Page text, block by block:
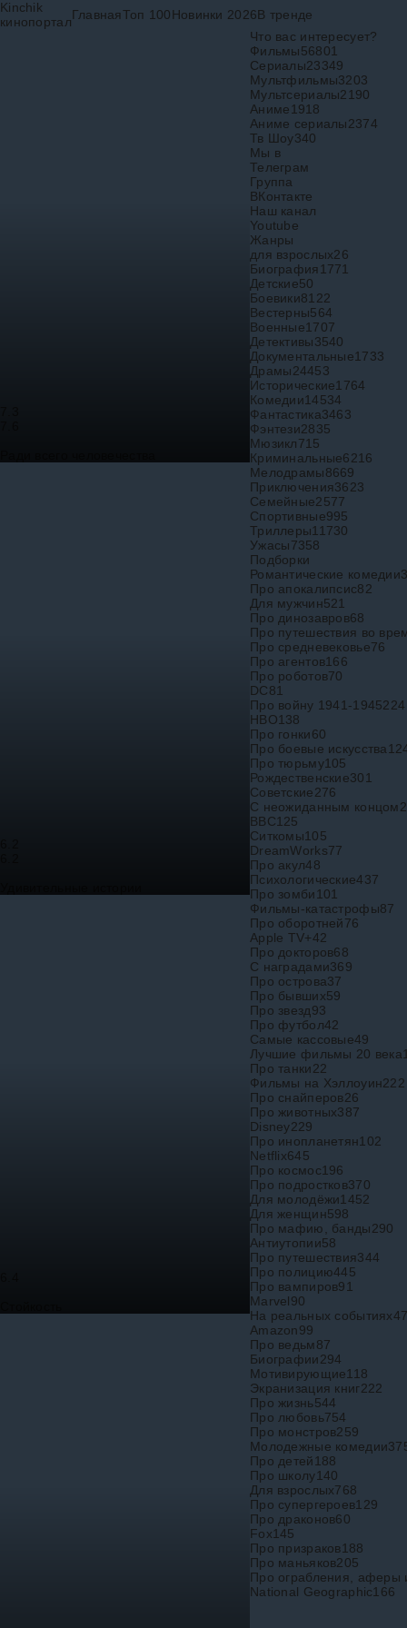
Kinchik
кинопорталГлавнаяТоп 100Новинки 2026В тренде
Что вас интересует?
Фильмы56801
Сериалы23349
Мультфильмы3203
Мультсериалы2190
Аниме 1918
Аниме сериалы2374
Тв Шоу340
Мы в
Телеграм
Группа
ВКонтакте
Наш канал
Youtube
Жанры
для взрослых26
Биография 1771
Детские50
Боевики8122
Вестерны564
Военные1707
Детективы3540
Документальные1733
Драмы24453
Исторические1764
Комедии14534
Фантастика3463
Фэнтези2835
Мюзикл715
Криминальные6216
Мелодрамы8669
Приключения3623
Семейные2577
Спортивные995
Триллеры11730
Ужасы7358
Подборки
Романтические комедии
Про апокалипсис82
Для мужчин521
Про динозавров68
Про путешествия во
Про средневековье76
Про агентов166
Про роботов70
DC81
Про войну 1941-1945224
HBO138
Про гонки60
Про боевые искусства
Про тюрьму105
Рождественские301
Советские276
С неожиданным концом
BBC125
Ситкомы105
DreamWorks77
Про акул48
Психологические437
Про зомби 101
Фильмы-катастрофы87
Про оборотней76
Apple TV+42
Про докторов68
С наградами369
Про острова37
Про бывших59
Про звезд93
Про футбол42
Самые кассовые49
Лучшие фильмы 20 века
Про танки22
Фильмы на Хэллоуин222
Про снайперов26
Про животных387
Disney229
Про инопланетян102
Netflix645
Про космос196
Про подростков370
Для молодёжи1452
Для женщин598
Про мафию, банды290
Антиутопии58
Про путешествия344
Про полицию445
Про вампиров91
Marvel90
На реальных событиях
Amazon99
Про ведьм87
Биографии294
Мотивирующие118
Экранизация книг222
Про жизнь544
Про любовь754
Про монстров259
Молодежные комедии
Про детей 188
Про школу140
Для взрослых768
Про супергероев129
Про драконов60
Fox145
Про призраков188
Про маньяков205
Про ограбления, аферы
National Geographic166